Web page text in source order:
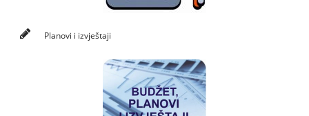
Planovi i izvještaji